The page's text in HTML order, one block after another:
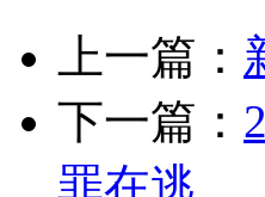
上一篇：
下一篇：
罪在逃